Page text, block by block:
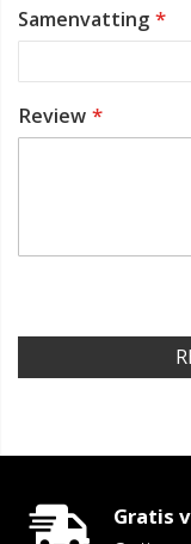
Samenvatting
Review
Gratis